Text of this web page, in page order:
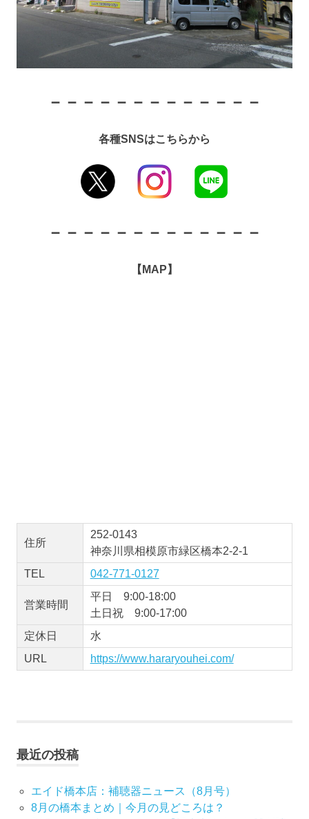
－－－－－－－－－－－－－
各種SNSはこちらから
－－－－－－－－－－－－－
【MAP】
住所
252-0143
神奈川県相模原市緑区橋本2-2-1
TEL
042-771-0127
営業時間
平日 9:00-18:00
土日祝 9:00-17:00
定休日
水
URL
https://www.hararyouhei.com/
最近の投稿
エイド橋本店：補聴器ニュース（8月号）
8月の橋本まとめ｜今月の見どころは？